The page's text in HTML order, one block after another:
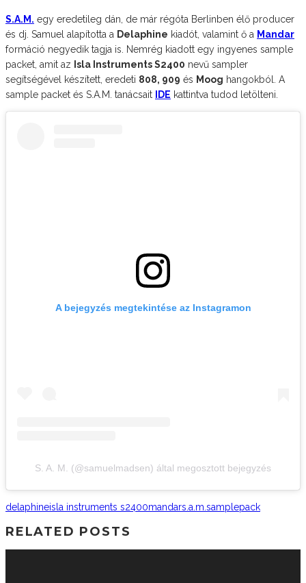
S.A.M. egy eredetileg dán, de már régóta Berlinben élő producer
és dj. Samuel alapította a Delaphine kiadót, valamint ő a Mandar
formáció negyedik tagja is. Nemrég kiadott egy ingyenes sample
packet, amit az Isla Instruments S2400 nevű sampler
segítségével készített, eredeti 808, 909 és Moog hangokból. A
sample packet és S.A.M. tanácsait
IDE kattintva tudod letölteni.
A bejegyzés megtekintése az Instagramon
S. A. M. (@samuelmadsen) által megosztott bejegyzés
delaphineisla instruments s2400mandars.a.m.samplepack
RELATED POSTS